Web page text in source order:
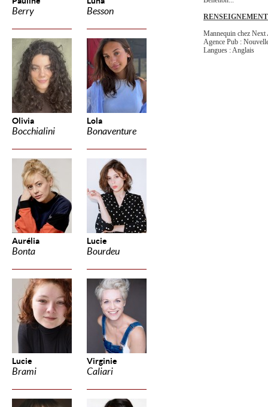
Berry Besson
Olivia
Bocchialini
Lola
Bonaventure
Aurélia
Bonta
Lucie
Bourdeu
Lucie
Brami
Virginie
Caliari
Mannequin chez Next
Agence Pub :
Langues : Anglais